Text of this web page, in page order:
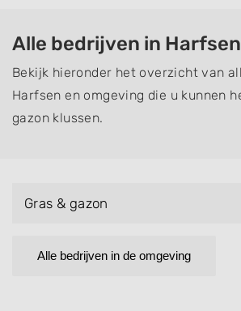
Alle bedrijven in Harfsen
Bekijk hieronder het overzicht van
Harfsen en omgeving die u kunnen
gazon klussen.
Gras & gazon
Alle bedrijven in de omgeving